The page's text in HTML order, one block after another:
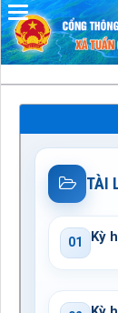
TÀI
01 Kỳ
Đã kết nối